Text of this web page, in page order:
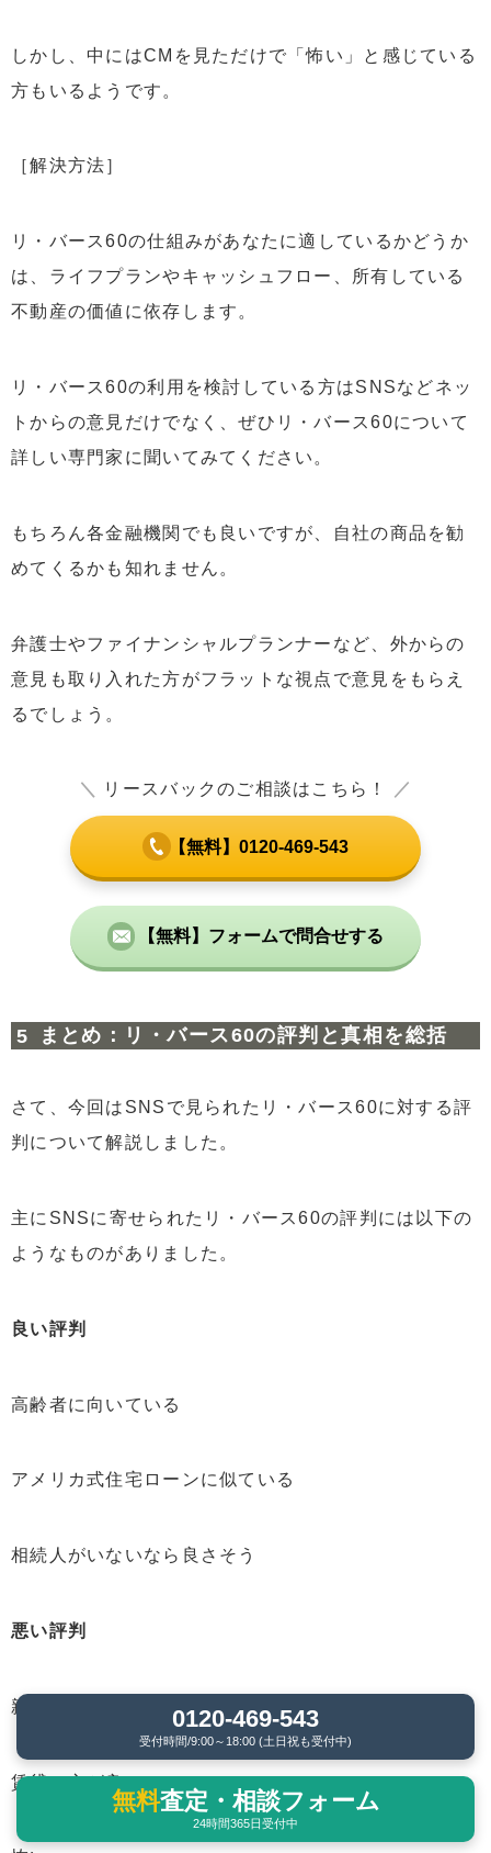
しかし、中にはCMを見ただけで「怖い」と感じている
方もいるようです。
［解決方法］
リ・バース60の仕組みがあなたに適しているかどうか
は、ライフプランやキャッシュフロー、所有している
不動産の価値に依存します。
リ・バース60の利用を検討している方はSNSなどネッ
トからの意見だけでなく、ぜひリ・バース60について
詳しい専門家に聞いてみてください。
もちろん各金融機関でも良いですが、自社の商品を勧
めてくるかも知れません。
弁護士やファイナンシャルプランナーなど、外からの
意見も取り入れた方がフラットな視点で意見をもらえ
るでしょう。
＼ リースバックのご相談はこちら！ ／
【無料】0120-469-543
【無料】フォームで問合せする
まとめ：リ・バース60の評判と真相を総括
さて、今回はSNSで見られたリ・バース60に対する評
判について解説しました。
主にSNSに寄せられたリ・バース60の評判には以下の
ようなものがありました。
良 い評判
高齢者に向いている
アメリカ式住宅ローンに似ている
相続人がいないなら良さそう
悪い評判
親にローンを残されたら嫌だ
賃貸の方が良い
0120-469-543
受付時間/9:00～18:00 (土日祝も受付中)
無料査定・相談フォーム
24時間365日受付中